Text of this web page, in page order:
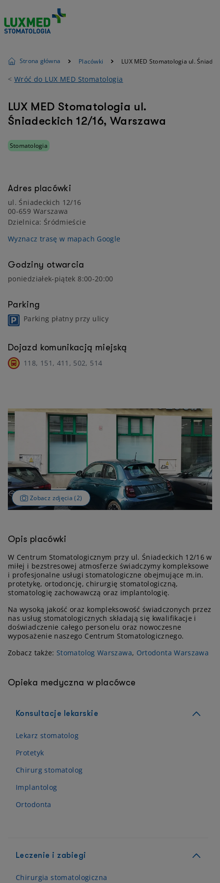
Strona główna Placówki LUX MED Stomatologia ul.
< Wróć do LUX MED Stomatologia
LUX MED Stomatologia ul.
Śniadeckich 12/16, Warszawa
Stomatologia
Adres placówki
ul. Śniadeckich 12/16
00-659 Warszawa
Dzielnica: Śródmieście
Wyznacz trasę w mapach Google
Godziny otwarcia
poniedziałek-piątek 8:00-20:00
Parking
Parking płatny przy ulicy
Dojazd komunikacją miejską
118, 151, 411, 502, 514
Zobacz zdjęcia (2)
Opis placówki
W Centrum Stomatologicznym przy ul. Śniadeckich 12/16 w
miłej i bezstresowej atmosferze świadczymy kompleksowe
i profesjonalne usługi stomatologiczne obejmujące m.in.
protetykę, ortodoncję, chirurgię stomatologiczną,
stomatologię zachowawczą oraz implantologię.
Na wysoką jakość oraz kompleksowość świadczonych przez
nas usług stomatologicznych składają się kwalifikacje i
doświadczenie całego personelu oraz nowoczesne
wyposażenie naszego Centrum Stomatologicznego.
Zobacz także: Stomatolog Warszawa, Ortodonta Warszawa
Opieka medyczna w placówce
Konsultacje lekarskie
Lekarz stomatolog
Protetyk
Chirurg stomatolog
Implantolog
Ortodonta
Leczenie i zabiegi
Chirurgia stomatologiczna